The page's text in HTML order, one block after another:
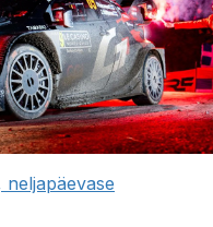
neljapäevase